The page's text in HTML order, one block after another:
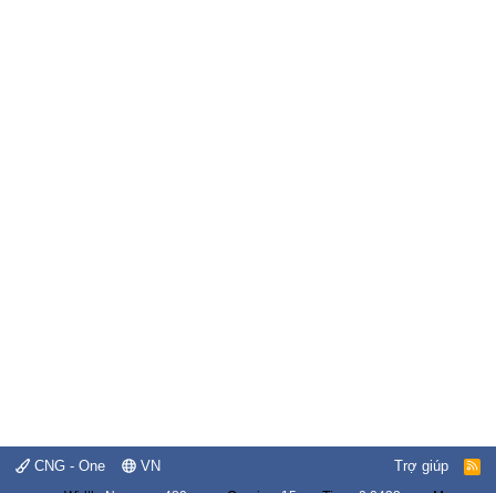
CNG - One VN Trợ giúp
R